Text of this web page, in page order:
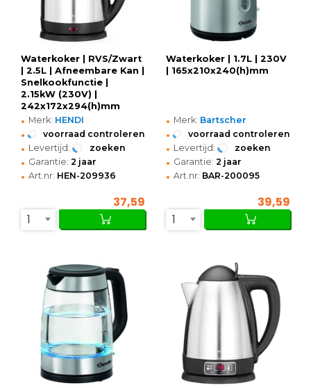
Waterkoker | RVS/Zwart
| 2.5L | Afneembare Kan |
Snelkookfunctie |
2.15kW (230V) |
242x172x294(h)mm
• Merk: HENDI
• voorraad controleren
• Levertijd: zoeken
• Garantie: 2 jaar
• Art.nr: HEN-209936
37,59
1
Waterkoker | 1.7L | 230V
| 165x210x240(h)mm
• Merk: Bartscher
• voorraad controleren
• Levertijd: zoeken
• Garantie: 2 jaar
• Art.nr: BAR-200095
39,59
1